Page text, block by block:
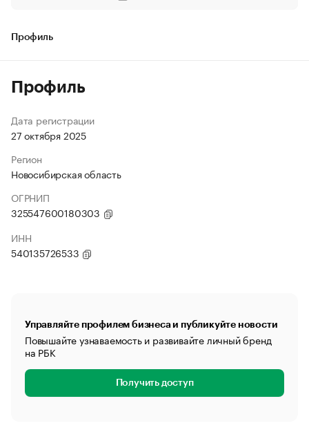
Профиль
Профиль
Дата регистрации
27 октября 2025
Регион
Новосибирская область
ОГРНИП
325547600180303
ИНН
540135726533
Управляйте профилем бизнеса и публикуйте новости
Повышайте узнаваемость и развивайте личный бренд
на РБК
Получить доступ